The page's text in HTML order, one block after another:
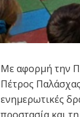
Με αφορμή την
Πέτρος
ενημερωτικές
προστασία και